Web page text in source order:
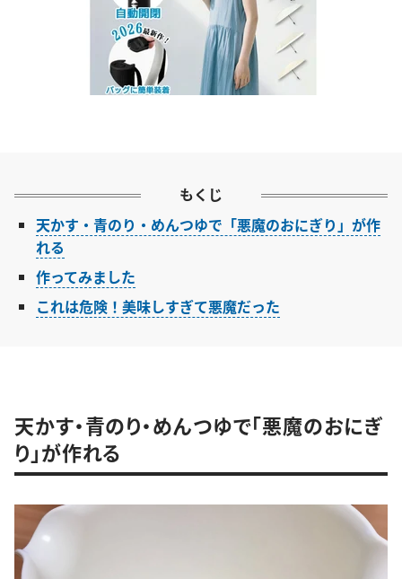
もくじ
天かす・青のり・めんつゆで「悪魔のおにぎり」が作
れる
作ってみました
これは危険！美味しすぎて悪魔だった
天かす・青のり・めんつゆで「悪魔のおにぎ
り」が作れる